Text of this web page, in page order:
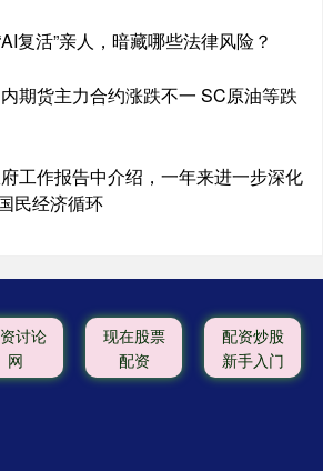
复活”亲人，暗藏哪些法律风险？
期货主力合约涨跌不一 SC原油等跌
工作报告中介绍，一年来进一步深化
民经济循环
讨论
网
现在股票
配资
配资炒股
新手入门